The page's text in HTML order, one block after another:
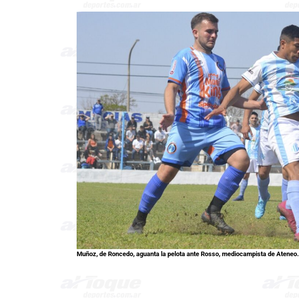
Muñoz, de Roncedo, aguanta la pelota ante Rosso, mediocampista de Ateneo.